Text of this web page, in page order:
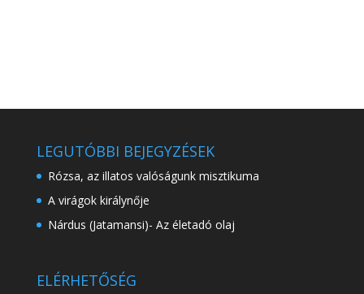
LEGUTÓBBI BEJEGYZÉSEK
Rózsa, az illatos valóságunk misztikuma
A virágok királynője
Nárdus (Jatamansi)- Az életadó olaj
ELÉRHETŐSÉG